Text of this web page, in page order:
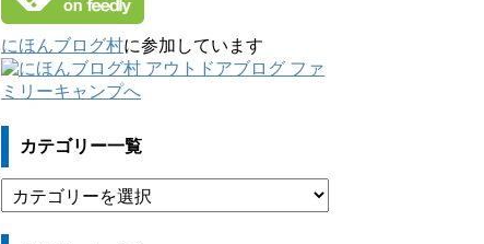
にほんブログ村に参加しています
カテゴリー一覧
テ
ゴ